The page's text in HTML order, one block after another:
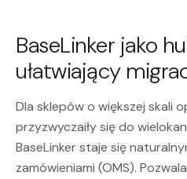
BaseLinker jako
ułatwiający
Dla sklepów o większej skali
przyzwyczaiły się do
BaseLinker staje się
zamówieniami (OMS).